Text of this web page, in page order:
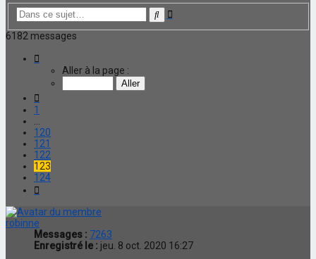
Rechercher
Recherche
6182 messages
123
124
Aller à la page :
1
120
121
122
123
124
robinne
Messages : 7263
Enregistré le : jeu. 8 oct. 2020 16:27